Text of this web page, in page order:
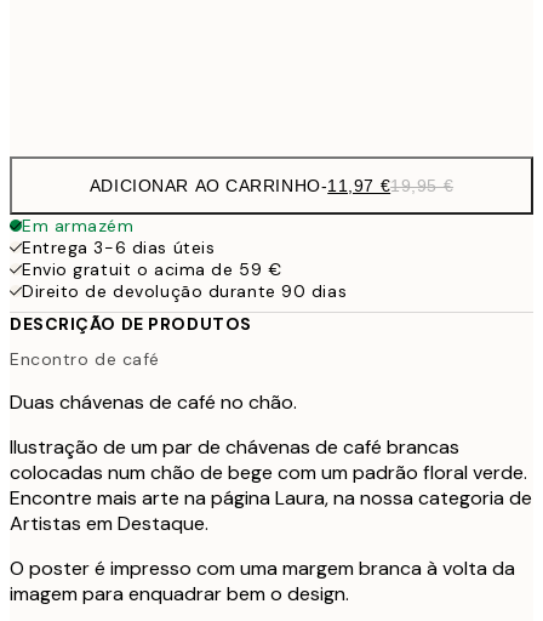
ADICIONAR AO CARRINHO-11,97 €19,95 €
Em armazém
Entrega 3-6 dias úteis
Envio gratuit o acima de 59 €
Direito de devolução durante 90 dias
DESCRIÇÃO DE PRODUTOS
Encontro de café
Duas chávenas de café no chão.
Ilustração de um par de chávenas de café brancas
colocadas num chão de bege com um padrão floral verde.
Encontre mais arte na página Laura, na nossa categoria de
Artistas em Destaque.
O poster é impresso com uma margem branca à volta da
imagem para enquadrar bem o design.